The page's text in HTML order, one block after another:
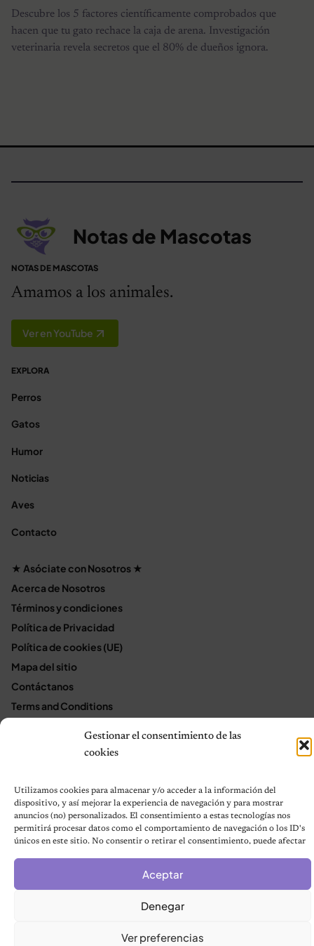
Gestionar el consentimiento de las
cookies
Utilizamos cookies para almacenar y/o acceder a la información del
dispositivo, y así mejorar la experiencia de navegación y para mostrar
anuncios (no) personalizados. El consentimiento a estas tecnologías nos
permitirá procesar datos como el comportamiento de navegación o los ID's
únicos en este sitio. No consentir o retirar el consentimiento, puede afectar
Aceptar
Denegar
Ver preferencias
Descubre los 5 factores científicamente comprobados que
hacen que tu gato rechace la caja de arena. Investigación
veterinaria revela secretos que el 80% de dueños ignora.
Notas de Mascotas
NOTAS DE MASCOTAS
Amamos a los animales.
Ver en YouTube
EXPLORA
Perros
Gatos
Humor
Noticias
Aves
Contacto
★ Asóciate con Nosotros ★
Acerca de Nosotros
Términos y condiciones
Política de Privacidad
Política de cookies (UE)
Mapa del sitio
Contáctanos
Terms and Conditions